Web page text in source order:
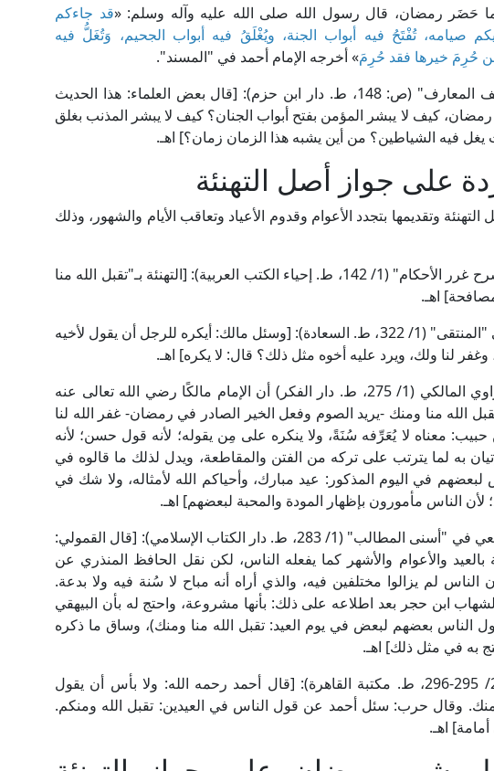
حَضَر رمضان، قال رسول الله صلى الله عليه وآله وسلم: «قد جاءكم
صيامه، تُفْتَحُ فيه أبواب الجنة، ويُغْلَقُ فيه أبواب الجحيم، وَتُغَلُّ فيه
حُرِمَ خيرها فقد حُرِمَ» أخرجه الإمام أحمد في "المسند".
قال الإمام ابن رجب الحنبلي في "لطائف المعارف" (ص: 148، ط. دار ابن حزم): [قال بعض العلماء: هذا الحديث
كيف لا يبشر المؤمن بفتح أبواب الجنان؟ كيف لا يبشر المذنب بغلق
يغل فيه الشياطين؟ من أين يشبه هذا الزمان زمان؟] اهـ.
على جواز أصل التهنئة
وتقديمها بتجدد الأعوام وقدوم الأعياد وتعاقب الأيام والشهور، وذلك
قال الإمام ملا خسرو في "درر الحكام شرح غرر الأحكام" (1/ 142، ط. إحياء الكتب العربية): [التهنئة بـ"تقبل الله منا
اهـ.
وقال الإمام أبو الوليد الباجي المالكي في "المنتقى" (1/ 322، ط. السعادة): [وسئل مالك: أيكره للرجل أن يقول لأخيه
لنا ولك، ويرد عليه أخوه مثل ذلك؟ قال: لا يكره] اهـ.
وجاء في "الفواكه الدواني" للإمام النفراوي المالكي (1/ 275، ط. دار الفكر) أن الإمام مالكًا رضي الله تعالى عنه
الله منا ومنك -يريد الصوم وفعل الخير الصادر في رمضان- غفر الله لنا
معناه لا يُعَرِّفه سُنَةً، ولا ينكره على مِن يقوله؛ لأنه قول حسن؛ لأنه
به لما يترتب على تركه من الفتن والمقاطعة، ويدل لذلك ما قالوه في
لبعضهم في اليوم المذكور: عيد مبارك، وأحياكم الله لأمثاله، ولا شك في
لأن الناس مأمورون بإظهار المودة والمحبة لبعضهم] اهـ.
وقال شيخ الإسلام زكريا الأنصاري الشافعي في "أسنى المطالب" (1/ 283، ط. دار الكتاب الإسلامي): [قال القمولي:
بالعيد والأعوام والأشهر كما يفعله الناس، لكن نقل الحافظ المنذري عن
لم يزالوا مختلفين فيه، والذي أراه أنه مباح لا سُنة فيه ولا بدعة.
ابن حجر بعد اطلاعه على ذلك: بأنها مشروعة، واحتج له بأن البيهقي
الناس بعضهم لبعض في يوم العيد: تقبل الله منا ومنك)، وساق ما ذكره
به في مثل ذلك] اهـ.
وقال الإمام ابن قدامة في "المغني" (2/ 295-296، ط. مكتبة القاهرة): [قال أحمد رحمه الله: ولا بأس أن يقول
ومنك. وقال حرب: سئل أحمد عن قول الناس في العيدين: تقبل الله ومنكم.
اهـ.